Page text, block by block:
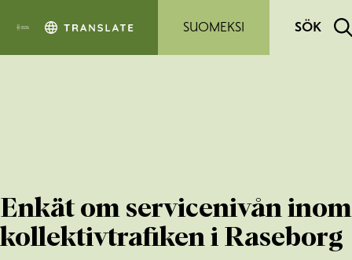
SUOMEKSI
SÖK
Enkät om servicenivån inom
kollektivtrafiken i Raseborg